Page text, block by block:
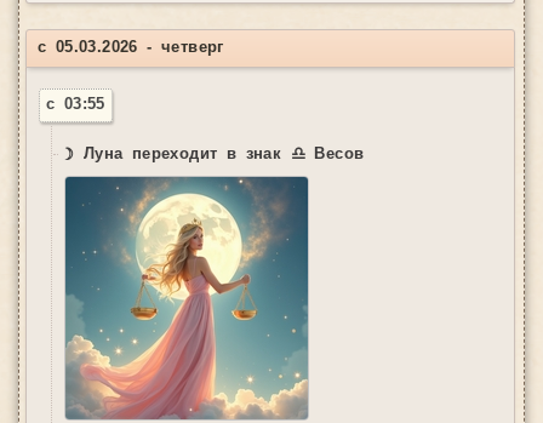
с 05.03.2026 - четверг
с 03:55
☽ Луна переходит в знак ♎ Весов